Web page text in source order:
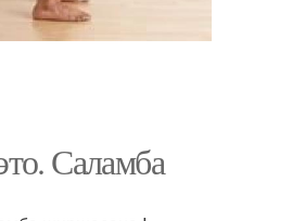
Саламба